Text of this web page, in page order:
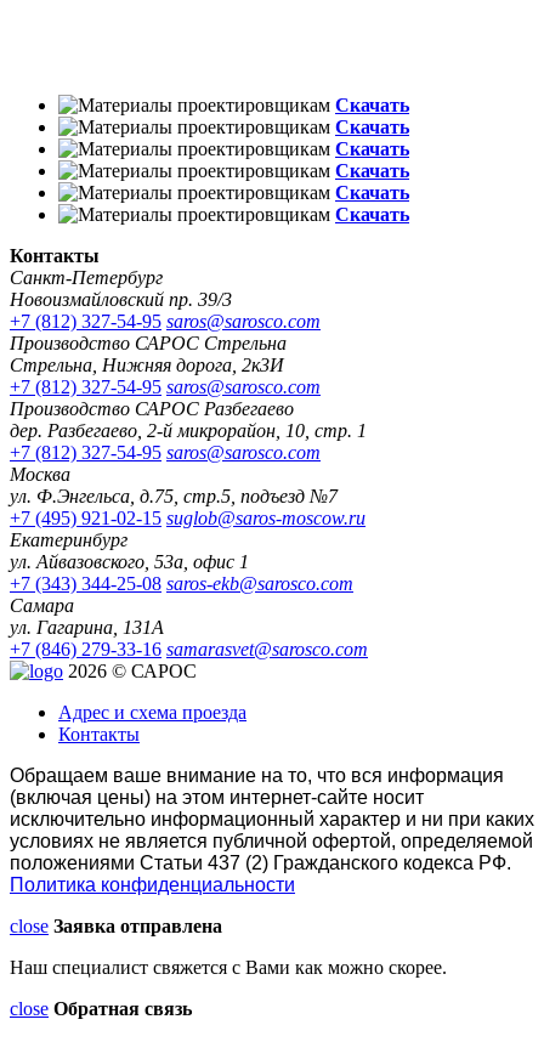
Скачать
Скачать
Скачать
Скачать
Скачать
Скачать
Контакты
Санкт-Петербург
Новоизмайловский пр. 39/3
+7 (812) 327-54-95 saros@sarosco.com
Производство САРОС Стрельна
Стрельна, Нижняя дорога, 2к3И
+7 (812) 327-54-95 saros@sarosco.com
Производство САРОС Разбегаево
дер. Разбегаево, 2-й микрорайон, 10, стр. 1
+7 (812) 327-54-95 saros@sarosco.com
Москва
ул. Ф.Энгельса, д.75, стр.5, подъезд №7
+7 (495) 921-02-15 suglob@saros-moscow.ru
Екатеринбург
ул. Айвазовского, 53а, офис 1
+7 (343) 344-25-08 saros-ekb@sarosco.com
Самара
ул. Гагарина, 131А
+7 (846) 279-33-16 samarasvet@sarosco.com
2026 © САРОС
Адрес и схема проезда
Контакты
Обращаем ваше внимание на то, что вся информация
(включая цены) на этом интернет-сайте носит
исключительно информационный характер и ни при каких
условиях не является публичной офертой, определяемой
положениями Статьи 437 (2) Гражданского кодекса РФ.
Политика конфиденциальности
close Заявка отправлена
Наш специалист свяжется с Вами как можно скорее.
close Обратная связь